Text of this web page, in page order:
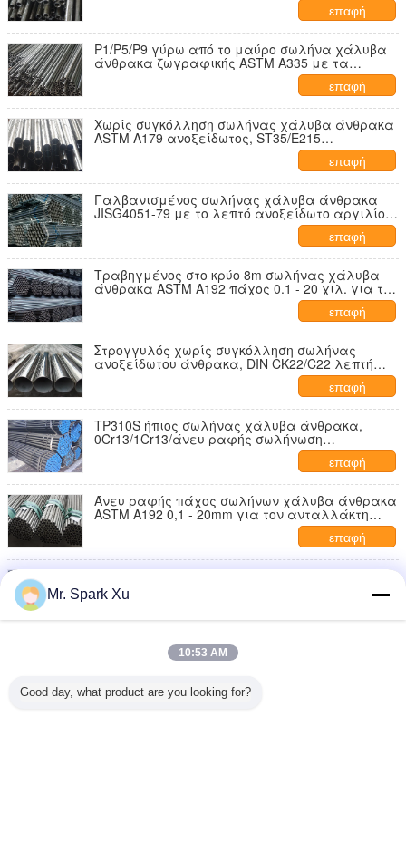
επαφή
P1/P5/P9 γύρω από το μαύρο σωλήνα χάλυβα
άνθρακα ζωγραφικής ASTM A335 με τα
επαφή
Χωρίς συγκόλληση σωλήνας χάλυβα άνθρακα
ASTM A179 ανοξείδωτος, ST35/E215
τραβηγμένοι στο κρύο χαμηλοί σωλήνες
επαφή
Γαλβανισμένος σωλήνας χάλυβα άνθρακα
JISG4051-79 με το λεπτό ανοξείδωτο αργιλίου
επαφή
Τραβηγμένος στο κρύο 8m σωλήνας χάλυβα
άνθρακα ASTM A192 πάχος 0.1 - 20 χιλ. για την
επαφή
Στρογγυλός χωρίς συγκόλληση σωλήνας
ανοξείδωτου άνθρακα, DIN CK22/C22 λεπτή
επαφή
TP310S ήπιος σωλήνας χάλυβα άνθρακα,
0Cr13/1Cr13/άνευ ραφής σωλήνωση
επαφή
Άνευ ραφής πάχος σωλήνων χάλυβα άνθρακα
ASTM A192 0,1 - 20mm για τον ανταλλάκτη
επαφή
συγκόλληση σωλήνας χάλυβα άνθρακα ASTM
A53 για τη φυσική βιομηχανία φυσικού αερίου
Χωρίς συγκόλληση σωλήνας χάλυβα ASTM
A333 γύρω από το σωλήνα χάλυβα για την
Mr. Spark Xu
10:53 AM
Good day, what product are you looking for?